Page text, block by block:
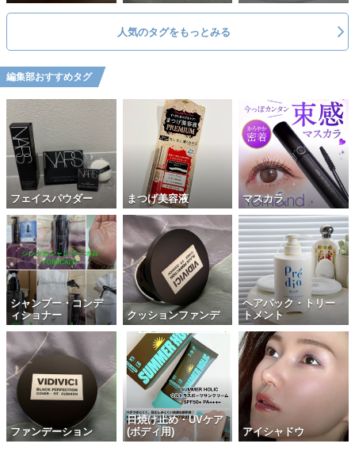
人気のタグをもっとみる
編集部おすすめタグ
フェイスパウダー まつげ美容液 マスカラ
シャンプー・コンデ
ィショナー
クッションファンデ
ヘアパック・トリー
トメント
ファンデーション
日焼け止め・UVケア
(ボディ用)
アイシャドウ